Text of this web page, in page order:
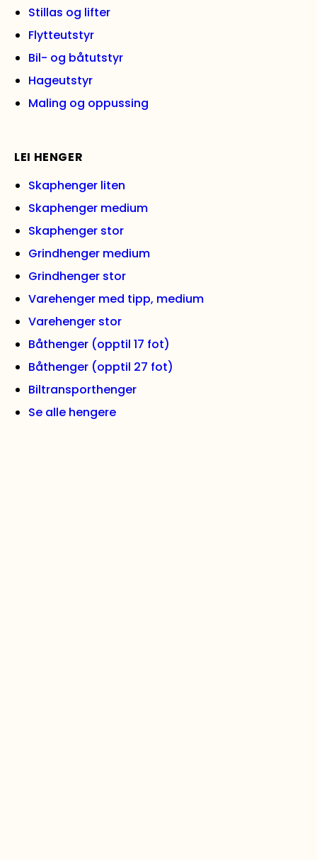
Stillas og lifter
Flytteutstyr
Bil- og båtutstyr
Hageutstyr
Maling og oppussing
LEI HENGER
Skaphenger liten
Skaphenger medium
Skaphenger stor
Grindhenger medium
Grindhenger stor
Varehenger med tipp, medium
Varehenger stor
Båthenger (opptil 17 fot)
Båthenger (opptil 27 fot)
Biltransporthenger
Se alle hengere